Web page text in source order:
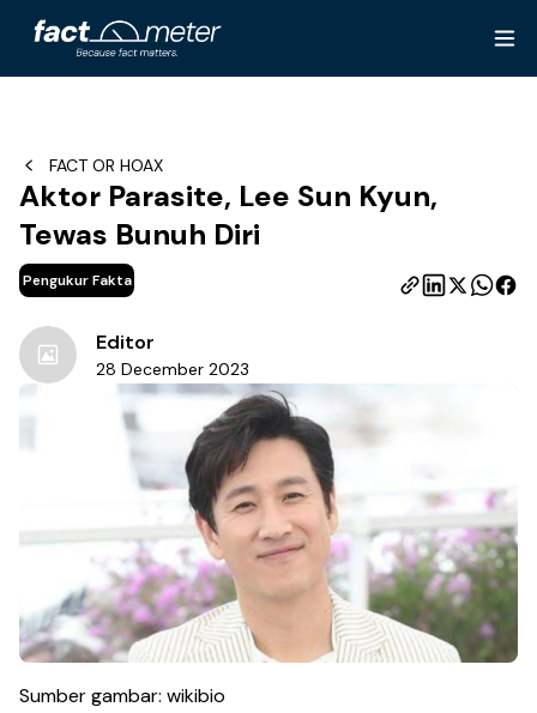
FACT OR HOAX
Aktor Parasite, Lee Sun Kyun,
Tewas Bunuh Diri
Pengukur Fakta
Editor
28 December 2023
Sumber gambar: wikibio